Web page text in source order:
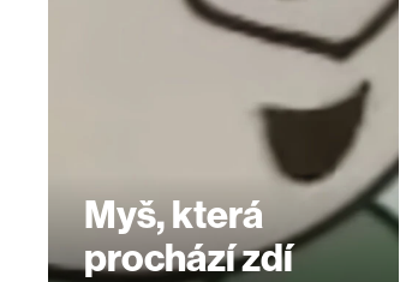
Myš, která
prochází zdí